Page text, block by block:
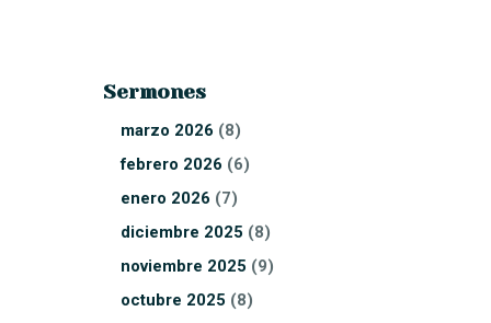
Sermones
marzo 2026 (8)
febrero 2026 (6)
enero 2026 (7)
diciembre 2025 (8)
noviembre 2025 (9)
octubre 2025 (8)